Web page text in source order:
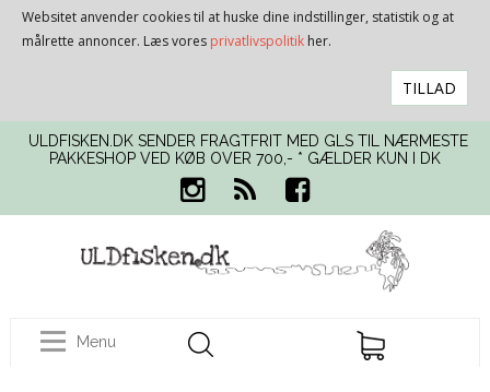
Websitet anvender cookies til at huske dine indstillinger, statistik og at
målrette annoncer. Læs vores privatlivspolitik her.
TILLAD
ULDFISKEN.DK SENDER FRAGTFRIT MED GLS TIL NÆRMESTE
PAKKESHOP VED KØB OVER 700,- * GÆLDER KUN I DK
Menu